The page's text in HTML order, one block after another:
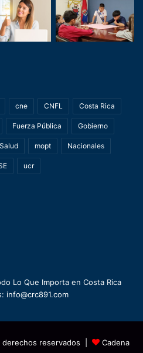
cne CNFL Costa Rica
Fuerza Pública Gobierno
mopt Nacionales
ucr
Lo Que Importa en Costa Rica
info@crc891.com
reservados | Cadena